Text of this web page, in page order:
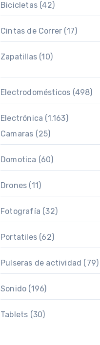
Bicicletas (42)
Cintas de Correr (17)
Zapatillas (10)
Electrodomésticos (498)
Electrónica (1.163)
Camaras (25)
Domotica (60)
Drones (11)
Fotografía (32)
Portatiles (62)
Pulseras de actividad (79)
Sonido (196)
Tablets (30)